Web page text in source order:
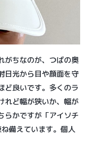
がちなのが、つばの奥
日光から目や顔面を守
ど良いです。多くのラ
れど幅が狭いか、幅が
らかですが「アイソチ
備えています。個人